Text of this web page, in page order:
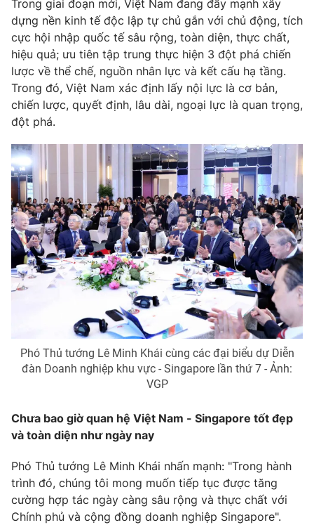
Trong giai đoạn mới, Việt Nam đang đẩy mạnh xây
dựng nền kinh tế độc lập tự chủ gắn với chủ động, tích
cực hội nhập quốc tế sâu rộng, toàn diện, thực chất,
hiệu quả; ưu tiên tập trung thực hiện 3 đột phá chiến
lược về thể chế, nguồn nhân lực và kết cấu hạ tầng.
Trong đó, Việt Nam xác định lấy nội lực là cơ bản,
chiến lược, quyết định, lâu dài, ngoại lực là quan trọng,
đột phá.
Phó Thủ tướng Lê Minh Khái cùng các đại biểu dự Diễn
đàn Doanh nghiệp khu vực - Singapore lần thứ 7 - Ảnh:
VGP
Chưa bao giờ quan hệ Việt Nam - Singapore tốt đẹp
và toàn diện như ngày nay
Phó Thủ tướng Lê Minh Khái nhấn mạnh: "Trong hành
trình đó, chúng tôi mong muốn tiếp tục được tăng
cường hợp tác ngày càng sâu rộng và thực chất với
Chính phủ và cộng đồng doanh nghiệp Singapore".